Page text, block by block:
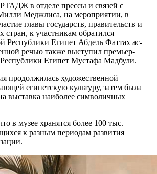
в отделе прессы и связей с
Меджлиса, на мероприятии, в
главы государств, правительств и
стран, к участникам обратился
Республики Египет Абдель Фаттах ас-
речью также выступил премьер-
Египет Мустафа Мадбули.
продолжилась художественной
египетскую культуру, затем была
выставка наиболее символичных
в музее хранятся более 100 тыс.
к разным периодам развития